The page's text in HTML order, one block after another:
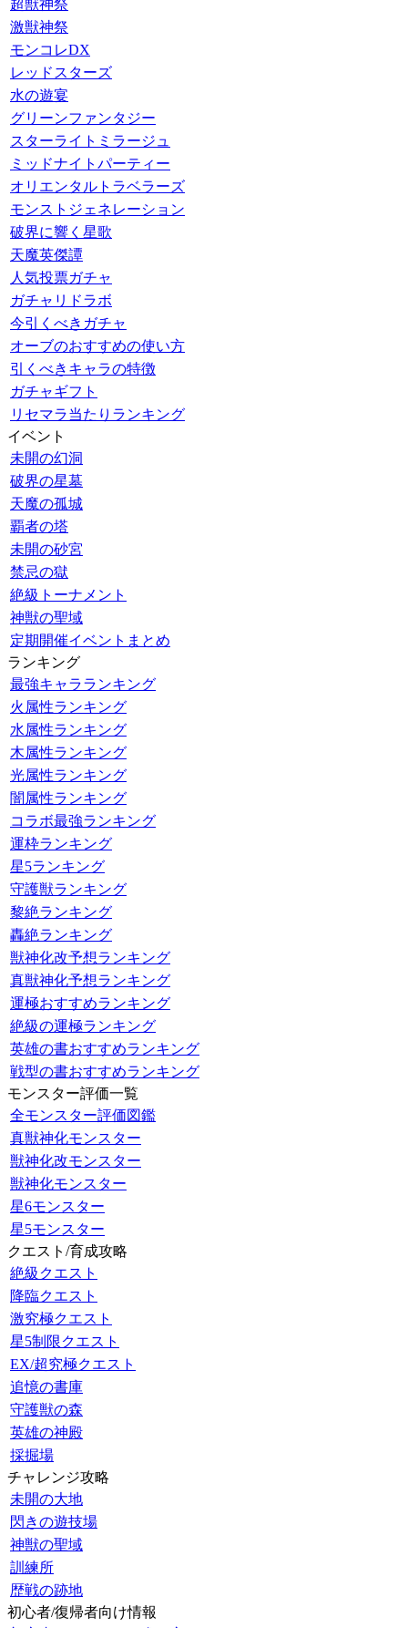
超獣神祭
激獣神祭
モンコレDX
レッドスターズ
水の遊宴
グリーンファンタジー
スターライトミラージュ
ミッドナイトパーティー
オリエンタルトラベラーズ
モンストジェネレーション
破界に響く星歌
天魔英傑譚
人気投票ガチャ
ガチャリドラボ
今引くべきガチャ
オーブのおすすめの使い方
引くべきキャラの特徴
ガチャギフト
リセマラ当たりランキング
イベント
未開の幻洞
破界の星墓
天魔の孤城
覇者の塔
未開の砂宮
禁忌の獄
絶級トーナメント
神獣の聖域
定期開催イベントまとめ
ランキング
最強キャラランキング
火属性ランキング
水属性ランキング
木属性ランキング
光属性ランキング
闇属性ランキング
コラボ最強ランキング
運枠ランキング
星5ランキング
守護獣ランキング
黎絶ランキング
轟絶ランキング
獣神化改予想ランキング
真獣神化予想ランキング
運極おすすめランキング
絶級の運極ランキング
英雄の書おすすめランキング
戦型の書おすすめランキング
モンスター評価一覧
全モンスター評価図鑑
真獣神化モンスター
獣神化改モンスター
獣神化モンスター
星6モンスター
星5モンスター
クエスト/育成攻略
絶級クエスト
降臨クエスト
激究極クエスト
星5制限クエスト
EX/超究極クエスト
追憶の書庫
守護獣の森
英雄の神殿
採掘場
チャレンジ攻略
未開の大地
閃きの遊技場
神獣の聖域
訓練所
歴戦の跡地
初心者/復帰者向け情報